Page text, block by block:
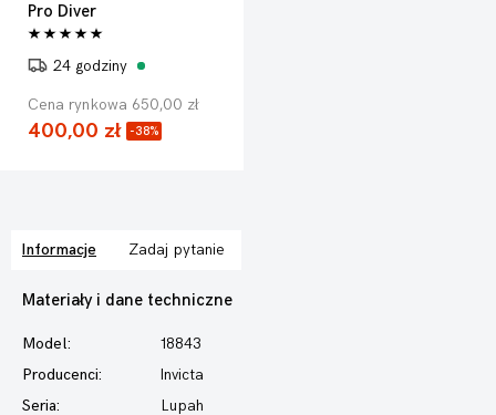
Pro Diver
24 godziny
Cena rynkowa 650,00 zł
400,00 zł -38%
Informacje Zadaj pytanie
Materiały i dane techniczne
Model:
18843
Producenci:
Invicta
Seria:
Lupah